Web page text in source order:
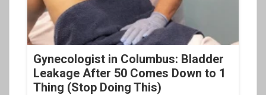
Gynecologist in Columbus: Bladder
Leakage After 50 Comes Down to 1
Thing (Stop Doing This)